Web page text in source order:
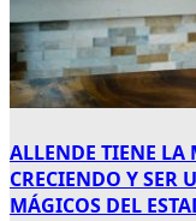
ALLENDE TIENE LA
CRECIENDO Y SER
MÁGICOS DEL